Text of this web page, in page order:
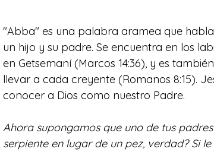
"Abba" es una palabra aramea que
un hijo y su padre. Se encuentra en los
en Getsemaní (Marcos 14:36), y es
llevar a cada creyente (Romanos 8:15).
conocer a Dios como nuestro Padre.
Ahora supongamos que uno de tus
serpiente en lugar de un pez, verdad? Si